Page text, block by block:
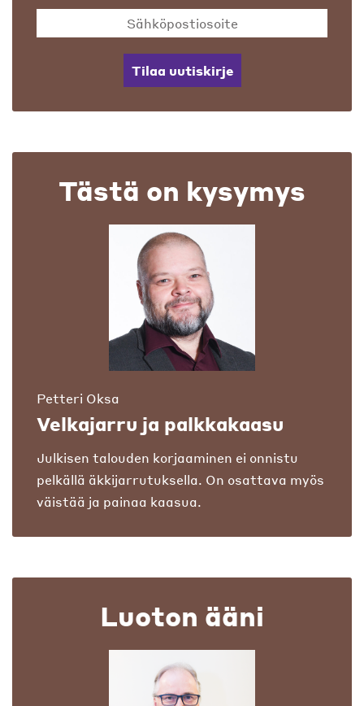
Tilaa uutiskirje
Tästä on kysymys
Petteri Oksa
Velkajarru ja palkkakaasu
Julkisen talouden korjaaminen ei onnistu
pelkällä äkkijarrutuksella. On osattava myös
väistää ja painaa kaasua.
Luoton ääni